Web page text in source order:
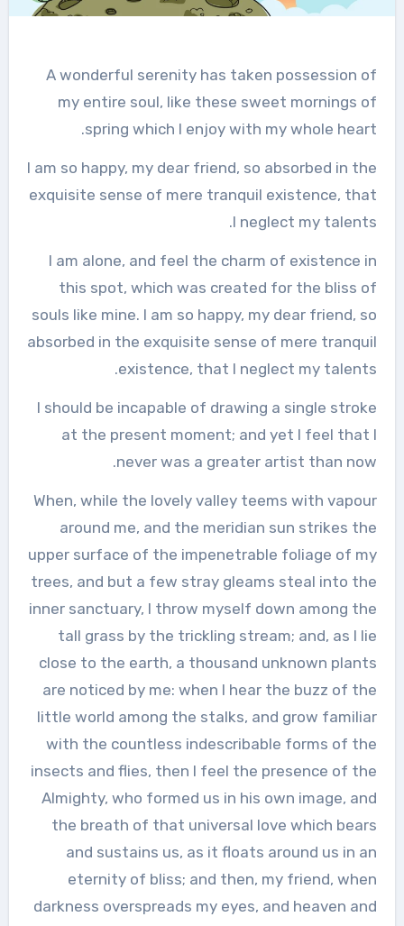
A wonderful serenity has taken possession of
my entire soul, like these sweet mornings of
spring which I enjoy with my whole heart.
I am so happy, my dear friend, so absorbed in the
exquisite sense of mere tranquil existence, that
I neglect my talents.
I am alone, and feel the charm of existence in
this spot, which was created for the bliss of
souls like mine. I am so happy, my dear friend, so
absorbed in the exquisite sense of mere tranquil
existence, that I neglect my talents.
I should be incapable of drawing a single stroke
at the present moment; and yet I feel that I
never was a greater artist than now.
When, while the lovely valley teems with vapour
around me, and the meridian sun strikes the
upper surface of the impenetrable foliage of my
trees, and but a few stray gleams steal into the
inner sanctuary, I throw myself down among the
tall grass by the trickling stream; and, as I lie
close to the earth, a thousand unknown plants
are noticed by me: when I hear the buzz of the
little world among the stalks, and grow familiar
with the countless indescribable forms of the
insects and flies, then I feel the presence of the
Almighty, who formed us in his own image, and
the breath of that universal love which bears
and sustains us, as it floats around us in an
eternity of bliss; and then, my friend, when
darkness overspreads my eyes, and heaven and